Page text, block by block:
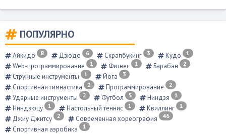
ПОПУЛЯРНО
Айкидо 8 Дзюдо 6 Скрапбукинг 3 Кудо 1
Web-программирование 1 Фитнес 1 Барабан 2
Струнные инструменты 1 Йога 3
Спортивная гимнастика 2 Программирование 2
Ударные инструменты 2 Футбол 5 Ниндзя 1
Ниндзюцу 1 Настольный теннис 1 Квиллинг 1
Джиу Джитсу 2 Современная хореография 46
Спортивная аэробика 1